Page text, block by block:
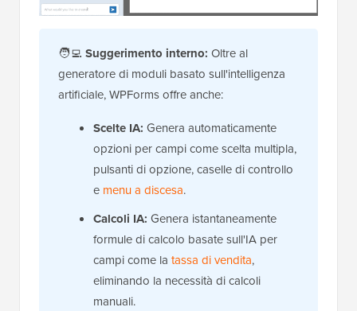
🧑‍💻 Suggerimento interno: Oltre al
generatore di moduli basato sull'intelligenza
artificiale, WPForms offre anche:
Scelte IA: Genera automaticamente
opzioni per campi come scelta multipla,
pulsanti di opzione, caselle di controllo
e menu a discesa.
Calcoli IA: Genera istantaneamente
formule di calcolo basate sull'IA per
campi come la tassa di vendita,
eliminando la necessità di calcoli
manuali.